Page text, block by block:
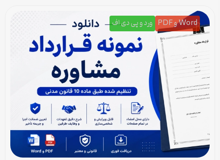
Word و PDF ورد و پی دی اف